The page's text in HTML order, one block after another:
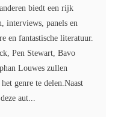
biedt een rijk
interviews, panels en
en fantastische literatuur.
Pen Stewart, Bavo
Louwes zullen
genre te delen.Naast
aut...